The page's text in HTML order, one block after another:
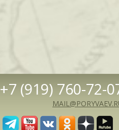
+7 (919) 760-72-